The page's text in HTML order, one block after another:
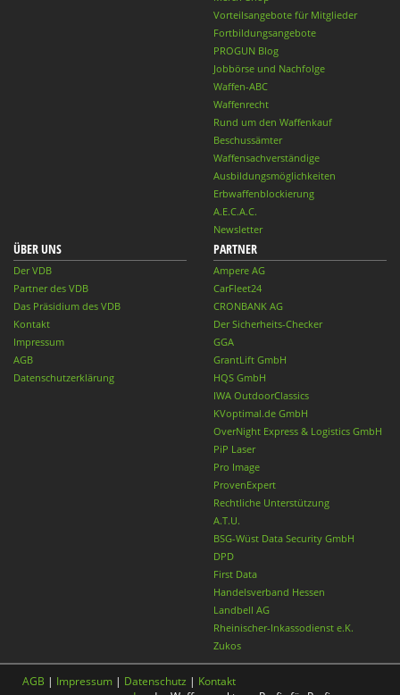
Vorteilsangebote für Mitglieder
Fortbildungsangebote
PROGUN Blog
Jobbörse und Nachfolge
Waffen-ABC
Waffenrecht
Rund um den Waffenkauf
Beschussämter
Waffensachverständige
Ausbildungsmöglichkeiten
Erbwaffenblockierung
A.E.C.A.C.
Newsletter
ÜBER UNS
Der VDB
Partner des VDB
Das Präsidium des VDB
Kontakt
Impressum
AGB
Datenschutzerklärung
PARTNER
Ampere AG
CarFleet24
CRONBANK AG
Der Sicherheits-Checker
GGA
GrantLift GmbH
HQS GmbH
IWA OutdoorClassics
KVoptimal.de GmbH
OverNight Express & Logistics GmbH
PiP Laser
Pro Image
ProvenExpert
Rechtliche Unterstützung
A.T.U.
BSG-Wüst Data Security GmbH
DPD
First Data
Handelsverband Hessen
Landbell AG
Rheinischer-Inkassodienst e.K.
Zukos
AGB | Impressum | Datenschutz | Kontakt